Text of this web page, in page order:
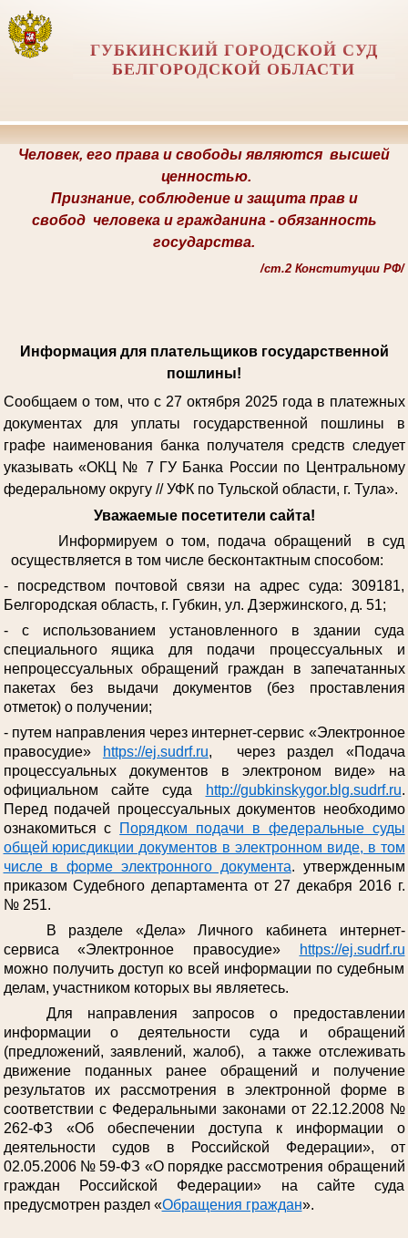
ГУБКИНСКИЙ ГОРОДСКОЙ СУД
БЕЛГОРОДСКОЙ ОБЛАСТИ
Человек, его права и свободы являются высшей
ценностью.
Признание, соблюдение и защита прав и
свобод человека и гражданина - обязанность
государства.
/ст.2 Конституции РФ/
Информация для плательщиков государственной
пошлины!
Сообщаем о том, что с 27 октября 2025 года в платежных
документах для уплаты государственной пошлины в
графе наименования банка получателя средств следует
указывать «ОКЦ № 7 ГУ Банка России по Центральному
федеральному округу // УФК по Тульской области, г. Тула».
Уважаемые посетители сайта!
Информируем о том, подача обращений в суд
осуществляется в том числе бесконтактным способом:
- посредством почтовой связи на адрес суда: 309181,
Белгородская область, г. Губкин, ул. Дзержинского, д. 51;
- с использованием установленного в здании суда
специального ящика для подачи процессуальных и
непроцессуальных обращений граждан в запечатанных
пакетах без выдачи документов (без проставления
отметок) о получении;
- путем направления через интернет-сервис «Электронное
правосудие»
https://ej.sudrf.ru, через раздел «Подача
процессуальных документов в электроном виде» на
официальном сайте суда
http://gubkinskygor.blg.sudrf.ru.
Перед подачей процессуальных документов необходимо
ознакомиться с
Порядком подачи в федеральные суды
общей юрисдикции документов в электронном виде, в том
числе в форме электронного документа. утвержденным
приказом Судебного департамента от 27 декабря 2016 г.
№ 251.
В разделе «Дела» Личного кабинета интернет-
сервиса «Электронное правосудие»
https://ej.sudrf.ru
можно получить доступ ко всей информации по судебным
делам, участником которых вы являетесь.
Для направления запросов о предоставлении
информации о деятельности суда и обращений
(предложений, заявлений, жалоб), а также отслеживать
движение поданных ранее обращений и получение
результатов их рассмотрения в электронной форме в
соответствии с Федеральными законами от 22.12.2008 №
262-ФЗ «Об обеспечении доступа к информации о
деятельности судов в Российской Федерации», от
02.05.2006 № 59-ФЗ «О порядке рассмотрения обращений
граждан Российской Федерации» на сайте суда
предусмотрен раздел «Обращения граждан».